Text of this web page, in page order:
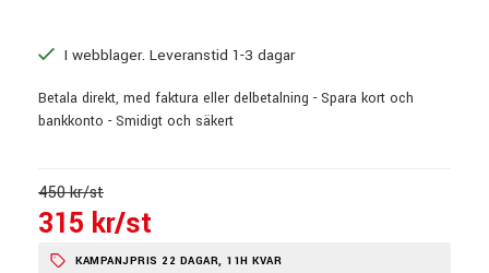
I webblager. Leveranstid 1-3 dagar
Betala direkt, med faktura eller delbetalning - Spara kort och
bankkonto - Smidigt och säkert
450 kr/st
315 kr/st
KAMPANJPRIS 22 DAGAR, 11H KVAR